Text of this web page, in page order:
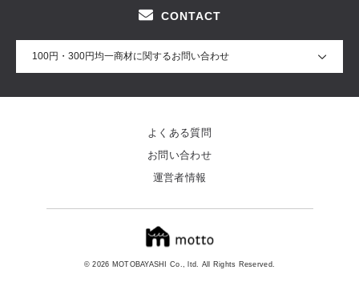
CONTACT
100円・300円均一商材に関するお問い合わせ
© 2026 MOTOBAYASHI Co., ltd. All Rights Reserved.
よくある質問
お問い合わせ
運営者情報